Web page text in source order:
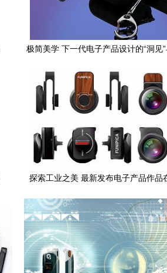
极简美学 下一代电子产品设计的“洞见
探索工业之美 最新发布电子产品作品